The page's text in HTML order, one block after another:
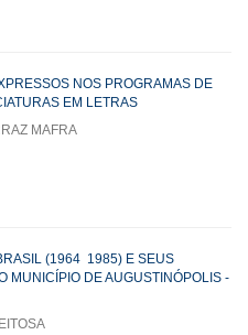
NOS PROGRAMAS DE
EM LETRAS
MAFRA
(1964  1985) E SEUS
MUNICÍPIO DE AUGUSTINÓPOLIS -